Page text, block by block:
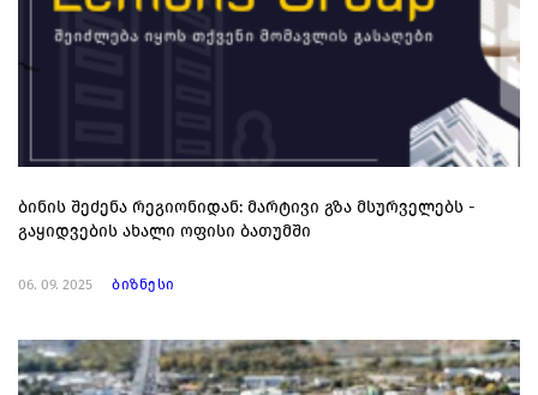
ბინის შეძენა რეგიონიდან: მარტივი გზა მსურველებს -
გაყიდვების ახალი ოფისი ბათუმში
06. 09. 2025 ბიზნესი